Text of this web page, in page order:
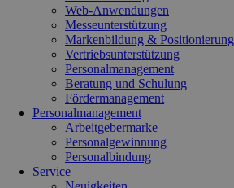
Web-Anwendungen
Messeunterstützung
Markenbildung & Positionierung
Vertriebsunterstützung
Personalmanagement
Beratung und Schulung
Fördermanagement
Personalmanagement
Arbeitgebermarke
Personalgewinnung
Personalbindung
Service